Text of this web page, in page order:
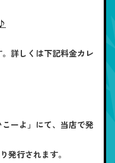
詳しくは下記料金カレ
ーよ」にて、当店で発
発行されます。